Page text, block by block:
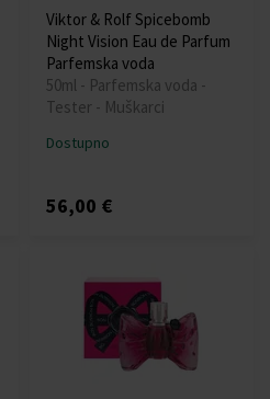
Viktor & Rolf Spicebomb
Night Vision Eau de Parfum
Parfemska voda
50ml - Parfemska voda -
Tester - Muškarci
Dostupno
56,00 €